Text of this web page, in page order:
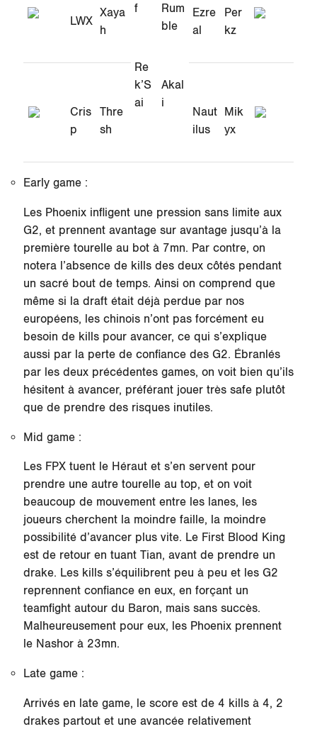
f
Re
k’S
ai
Rum
ble
Akal
i
LWX
Xaya
h
Ezre
al
Per
kz
Cris
p
Thre
sh
Naut
ilus
Mik
yx
Early game :
Les Phoenix infligent une pression sans limite aux
G2, et prennent avantage sur avantage jusqu’à la
première tourelle au bot à 7mn. Par contre, on
notera l’absence de kills des deux côtés pendant
un sacré bout de temps. Ainsi on comprend que
même si la draft était déjà perdue par nos
européens, les chinois n’ont pas forcément eu
besoin de kills pour avancer, ce qui s’explique
aussi par la perte de confiance des G2. Ébranlés
par les deux précédentes games, on voit bien qu’ils
hésitent à avancer, préférant jouer très safe plutôt
que de prendre des risques inutiles.
Mid game :
Les FPX tuent le Héraut et s’en servent pour
prendre une autre tourelle au top, et on voit
beaucoup de mouvement entre les lanes, les
joueurs cherchent la moindre faille, la moindre
possibilité d’avancer plus vite. Le First Blood King
est de retour en tuant Tian, avant de prendre un
drake. Les kills s’équilibrent peu à peu et les G2
reprennent confiance en eux, en forçant un
teamfight autour du Baron, mais sans succès.
Malheureusement pour eux, les Phoenix prennent
le Nashor à 23mn.
Late game :
Arrivés en late game, le score est de 4 kills à 4, 2
drakes partout et une avancée relativement